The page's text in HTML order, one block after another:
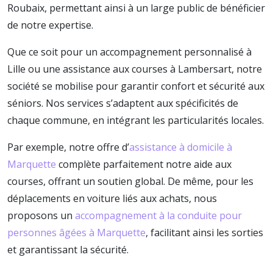
Roubaix, permettant ainsi à un large public de bénéficier
de notre expertise.
Que ce soit pour un accompagnement personnalisé à
Lille ou une assistance aux courses à Lambersart, notre
société se mobilise pour garantir confort et sécurité aux
séniors. Nos services s’adaptent aux spécificités de
chaque commune, en intégrant les particularités locales.
Par exemple, notre offre d’assistance à domicile à
Marquette complète parfaitement notre aide aux
courses, offrant un soutien global. De même, pour les
déplacements en voiture liés aux achats, nous
proposons un accompagnement à la conduite pour
personnes âgées à Marquette, facilitant ainsi les sorties
et garantissant la sécurité.